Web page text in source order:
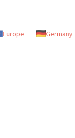
Europe Germany